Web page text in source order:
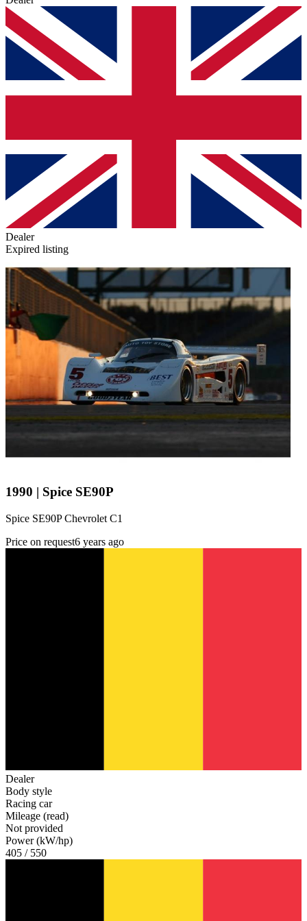
Dealer
Expired listing
1990 | Spice SE90P
Spice SE90P Chevrolet C1
Price on request6 years ago
Dealer
Body style
Racing car
Mileage (read)
Not provided
Power (kW/hp)
405 / 550